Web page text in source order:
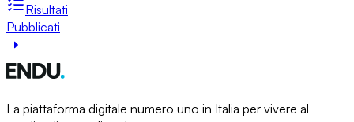
Risultati
Pubblicati
La piattaforma digitale numero uno in Italia per vivere al